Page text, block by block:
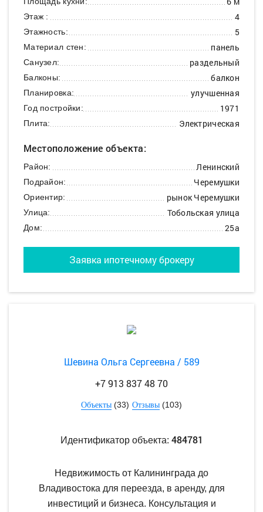
Этаж : 4
Этажность: 5
Материал стен: панель
Санузел: раздельный
Балконы: балкон
Планировка: улучшенная
Год постройки: 1971
Плита: Электрическая
Местоположение объекта:
Район: Ленинский
Подрайон: Черемушки
Ориентир: рынок Черемушки
Улица: Тобольская улица
Дом: 25а
Заявка ипотечному брокеру
Шевина Ольга Сергеевна / 589
+7 913 837 48 70
Объекты (33) Отзывы (103)
Идентификатор объекта: 484781
Недвижимость от Калининграда до
Владивостока для переезда, в аренду, для
инвестиций и бизнеса. Консультация и